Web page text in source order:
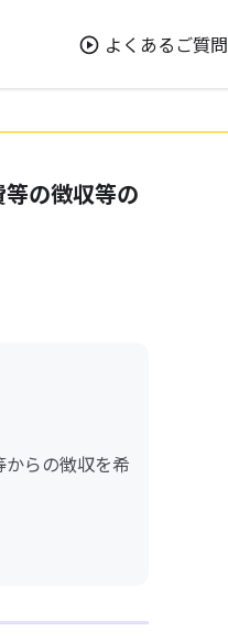
よくあるご質問
等の徴収等の
らの徴収を希